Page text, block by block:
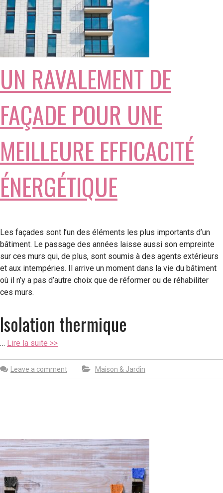
UN RAVALEMENT DE
FAÇADE POUR UNE
MEILLEURE EFFICACITÉ
ÉNERGÉTIQUE
Les façades sont l’un des éléments les plus importants d’un
bâtiment. Le passage des années laisse aussi son empreinte
sur ces murs qui, de plus, sont soumis à des agents extérieurs
et aux intempéries. Il arrive un moment dans la vie du bâtiment
où il n’y a pas d’autre choix que de réformer ou de réhabiliter
ces murs.
Isolation thermique
… Lire la suite >>
Leave a comment Maison & Jardin